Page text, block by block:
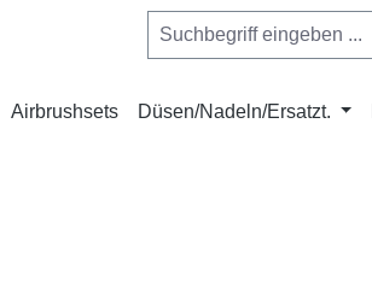
Airbrushsets Düsen/Nadeln/Ersatzt.